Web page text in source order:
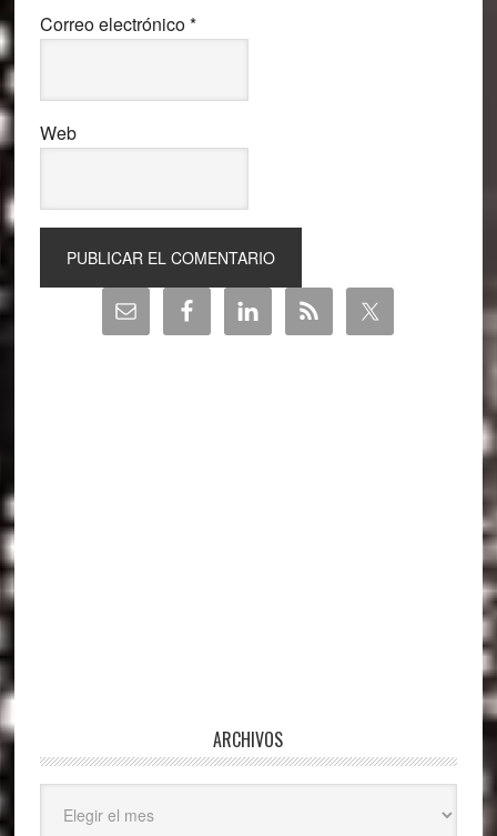
Correo electrónico*
Web
Barra
lateral
ARCHIVOS